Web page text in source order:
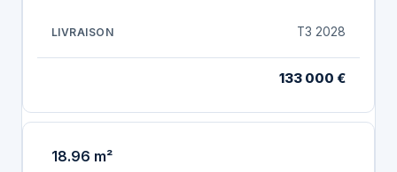
T3 2028
133 000 €
18.96 m²